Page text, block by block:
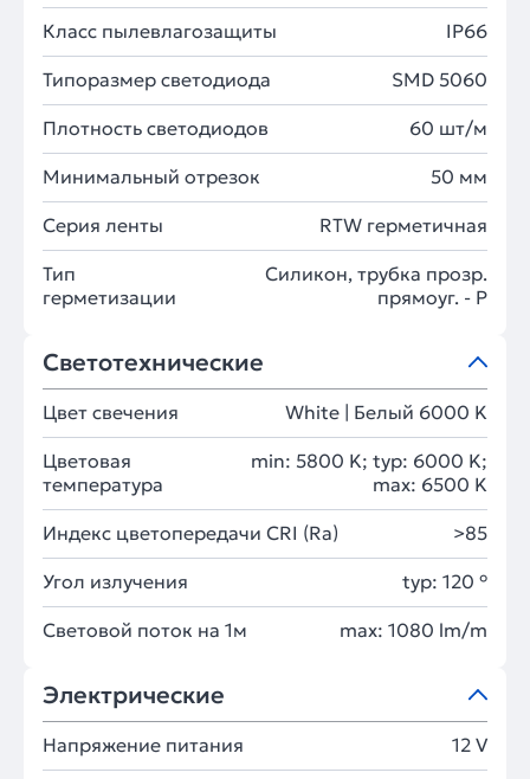
Класс пылевлагозащиты IP66
Типоразмер светодиода SMD 5060
Плотность светодиодов 60 шт/м
Минимальный отрезок 50 мм
Серия ленты RTW герметичная
Тип
герметизации
Силикон, трубка прозр.
прямоуг. - P
Светотехнические
Цвет свечения White | Белый 6000 K
Цветовая
температура
min: 5800 K; typ: 6000 K;
max: 6500 K
Индекс цветопередачи CRI (Ra) >85
Угол излучения typ: 120 °
Световой поток на 1м max: 1080 lm/m
Электрические
Напряжение питания 12 V